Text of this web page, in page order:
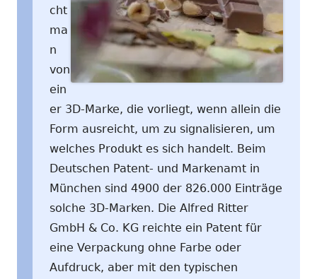
cht
ma
n
von
ein
er 3D-Marke, die vorliegt, wenn allein die
Form ausreicht, um zu signalisieren, um
welches Produkt es sich handelt. Beim
Deutschen Patent- und Markenamt in
München sind 4900 der 826.000 Einträge
solche 3D-Marken. Die Alfred Ritter
GmbH & Co. KG reichte ein Patent für
eine Verpackung ohne Farbe oder
Aufdruck, aber mit den typischen